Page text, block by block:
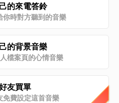
的來電答鈴
你時對方聽到的音樂
的背景音樂
檔案頁的心情音樂
友買單
免費設定這首音樂